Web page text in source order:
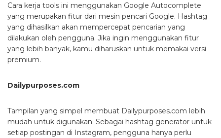
Cara kerja tools ini menggunakan Google Autocomplete
yang merupakan fitur dari mesin pencari Google. Hashtag
yang dihasilkan akan mempercepat pencarian yang
dilakukan oleh pengguna. Jika ingin menggunakan fitur
yang lebih banyak, kamu diharuskan untuk memakai versi
premium.
Dailypurposes.com
Tampilan yang simpel membuat Dailypurposes.com lebih
mudah untuk digunakan. Sebagai hashtag generator untuk
setiap postingan di Instagram, pengguna hanya perlu